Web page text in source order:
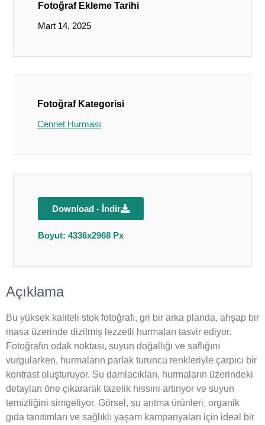
Fotoğraf Ekleme Tarihi
Mart 14, 2025
Fotoğraf Kategorisi
Cennet Hurması
Download - İndir
Boyut: 4336x2968 Px
Açıklama
Bu yüksek kaliteli stok fotoğrafı, gri bir arka planda, ahşap bir
masa üzerinde dizilmiş lezzetli hurmaları tasvir ediyor.
Fotoğrafın odak noktası, suyun doğallığı ve saflığını
vurgularken, hurmaların parlak turuncu renkleriyle çarpıcı bir
kontrast oluşturuyor. Su damlacıkları, hurmaların üzerindeki
detayları öne çıkararak tazelik hissini artırıyor ve suyun
temizliğini simgeliyor. Görsel, su arıtma ürünleri, organik
gıda tanıtımları ve sağlıklı yaşam kampanyaları için ideal bir